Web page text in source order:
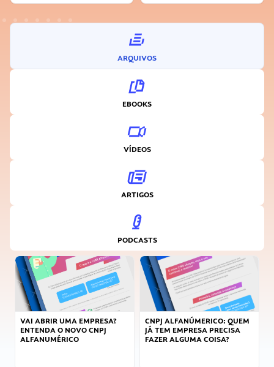
ARQUIVOS
EBOOKS
VÍDEOS
ARTIGOS
PODCASTS
VAI ABRIR UMA EMPRESA?
ENTENDA O NOVO CNPJ
ALFANUMÉRICO
CNPJ ALFANÚMERICO: QUEM
JÁ TEM EMPRESA PRECISA
FAZER ALGUMA COISA?